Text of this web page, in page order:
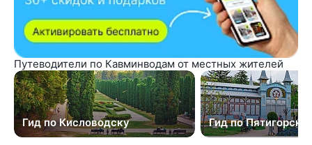
Путеводители по Кавминводам от местных жителей
Гид по Кисловодску Гид по Пятигорску